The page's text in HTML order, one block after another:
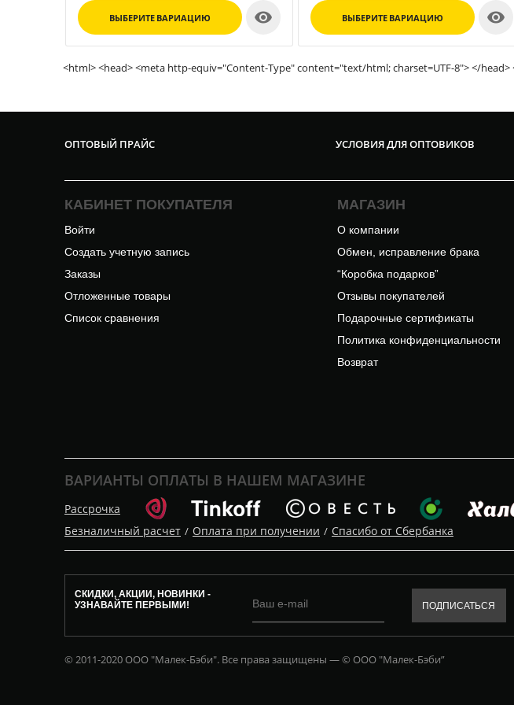
Цвет:
принт
ВЫБЕРИТЕ ВАРИАЦИЮ  ВЫБЕРИТЕ ВАРИАЦИЮ 
<html> <head> <meta http-equiv="Content-Type" content="text/html; charset=UTF-8"> </
ОПТОВЫЙ ПРАЙС УСЛОВИЯ ДЛЯ ОПТОВИКОВ
КАБИНЕТ ПОКУПАТЕЛЯ
Войти
Создать учетную запись
Заказы
Отложенные товары
Список сравнения
МАГАЗИН
О компании
Обмен, исправление брака
“Коробка подарков”
Отзывы покупателей
Подарочные сертификаты
Политика конфиденциальности
Возврат
ВАРИАНТЫ ОПЛАТЫ В НАШЕМ МАГАЗИНЕ
Рассрочка
Безналичный расчет / Оплата при получении / Спасибо от Сбербанка
СКИДКИ, АКЦИИ, НОВИНКИ -
УЗНАВАЙТЕ ПЕРВЫМИ!
© 2011-2020 ООО "Малек-Бэби". Все права защищены — © ООО "Малек-Бэби”